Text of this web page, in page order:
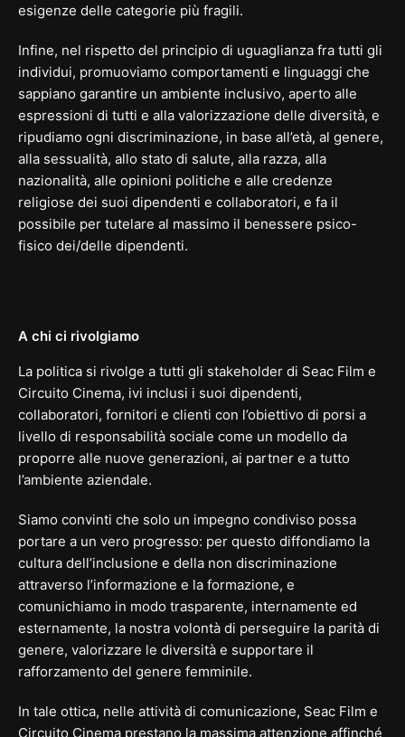
esigenze delle categorie più fragili.
Infine, nel rispetto del principio di uguaglianza fra tutti gli
individui, promuoviamo comportamenti e linguaggi che
sappiano garantire un ambiente inclusivo, aperto alle
espressioni di tutti e alla valorizzazione delle diversità, e
ripudiamo ogni discriminazione, in base all’età, al genere,
alla sessualità, allo stato di salute, alla razza, alla
nazionalità, alle opinioni politiche e alle credenze
religiose dei suoi dipendenti e collaboratori, e fa il
possibile per tutelare al massimo il benessere psico-
fisico dei/delle dipendenti.
A chi ci rivolgiamo
La politica si rivolge a tutti gli stakeholder di Seac Film e
Circuito Cinema, ivi inclusi i suoi dipendenti,
collaboratori, fornitori e clienti con l’obiettivo di porsi a
livello di responsabilità sociale come un modello da
proporre alle nuove generazioni, ai partner e a tutto
l’ambiente aziendale.
Siamo convinti che solo un impegno condiviso possa
portare a un vero progresso: per questo diffondiamo la
cultura dell’inclusione e della non discriminazione
attraverso l’informazione e la formazione, e
comunichiamo in modo trasparente, internamente ed
esternamente, la nostra volontà di perseguire la parità di
genere, valorizzare le diversità e supportare il
rafforzamento del genere femminile.
In tale ottica, nelle attività di comunicazione, Seac Film e
Circuito Cinema prestano la massima attenzione affinché